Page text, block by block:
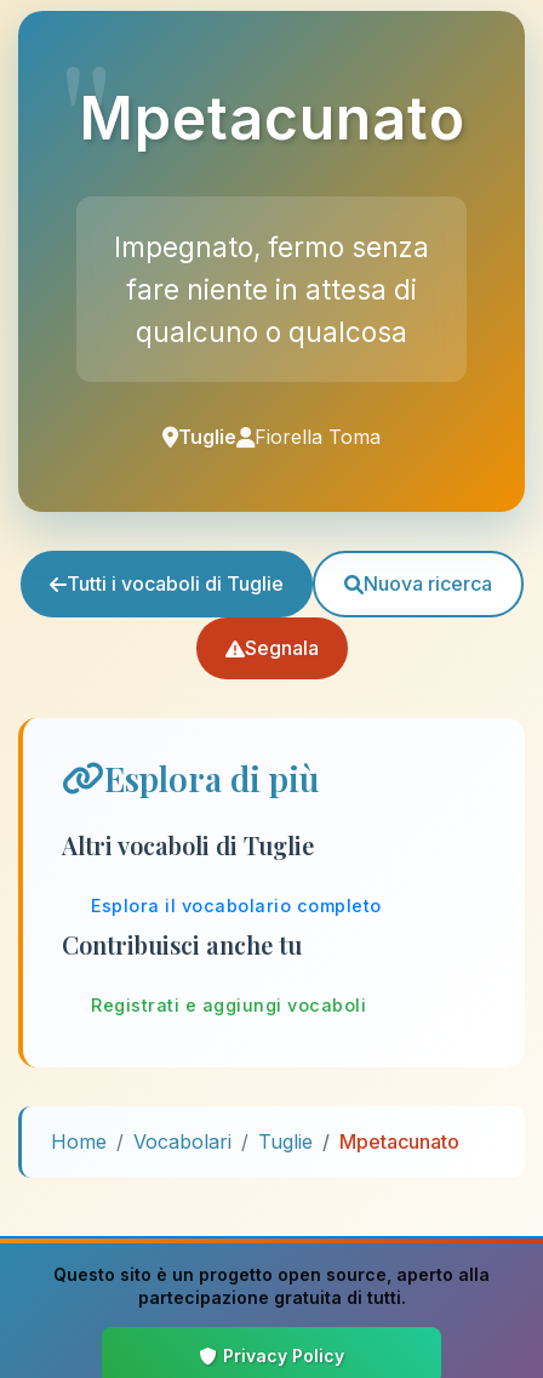
Mpetacunato
Impegnato, fermo senza
fare niente in attesa di
qualcuno o qualcosa
Tuglie Fiorella Toma
Tutti i vocaboli di Tuglie Nuova ricerca
Segnala
Esplora di più
Altri vocaboli di Tuglie
Esplora il vocabolario completo
Contribuisci anche tu
Registrati e aggiungi vocaboli
Home Vocabolari Tuglie Mpetacunato
Questo sito è un progetto open source , aperto alla
partecipazione gratuita di tutti.
Privacy Policy